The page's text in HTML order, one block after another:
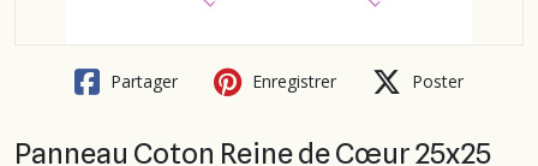
Partager Enregistrer Poster
Panneau Coton Reine de Cœur 25x25